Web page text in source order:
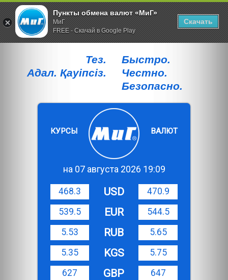
Тез.
Адал. Қауiпсiз.
Быстро.
Честно.
Безопасно.
КУРСЫ ВАЛЮТ
на 07 августа 2026 19:09
468.3 USD
470.9
539.5
EUR
544.5
5.53
RUB
5.65
5.35
KGS
5.75
627
GBP
647
Пункты обмена валют «МиГ»
МиГ
FREE - Скачай в Google Play
Скачать